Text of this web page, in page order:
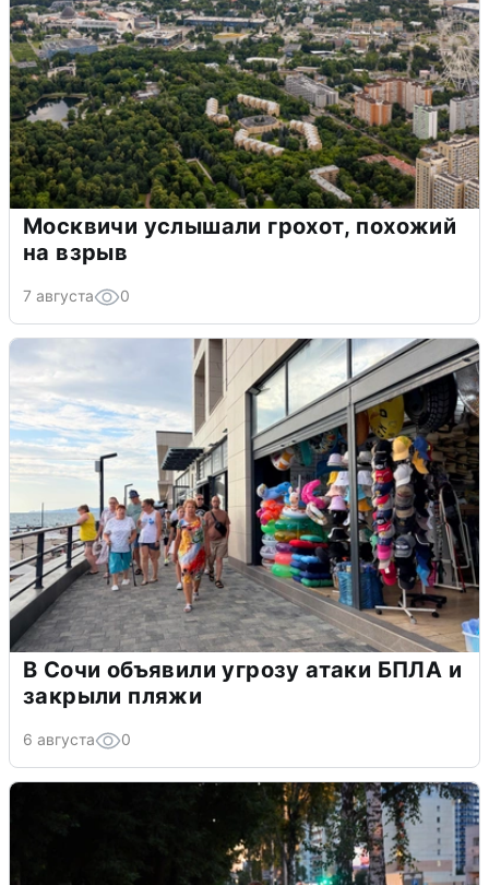
Москвичи услышали грохот, похожий
на взрыв
7 августа 0
В Сочи объявили угрозу атаки БПЛА и
закрыли пляжи
6 августа 0